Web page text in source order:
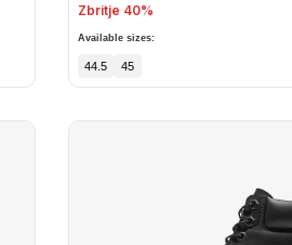
Zbritje 40%
Available sizes:
44.5 45